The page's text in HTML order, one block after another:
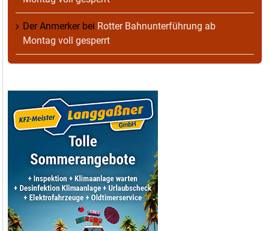
Der Anmerkerbei Rotter Bahnunterführung ab
Montag voll gesperrt